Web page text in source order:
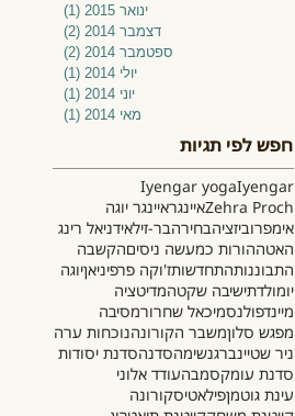
ינואר 2015
(1)
דצמבר 2014
(2)
ספטמבר 2014
(2)
יולי 2014
(1)
יוני 2014
(1)
מאי 2014
(1)
חפש לפי תגיות
Iyengar
Iyengar yoga
Zehra Prochאיינגראיינגר יוגה
אימפרוביזציהבחירהבר-זילאידניאל רינג
האטההורות כמעשה ניסיםהקשבה
התבוננותהתחדשותז'וקה פרפיניאןיוגה
יומולדתישיבה שקטהמדיטציה
מיינדפולנסמיכאל שחרורמסיבה
מפגש סלוןמשבר הקורונהנוכחות ערה
ניר שטיינברגנשימהסדנהסדנת יסודות
סדנת עומקסמבהעודד אלוני
עינת גוטמןפילאטיסקורונה